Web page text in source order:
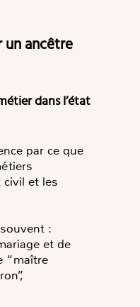
par ce que
civil et les
:
et de
“maître